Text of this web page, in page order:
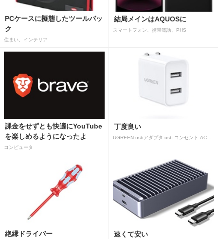
PCケースに擬態したツールバッ
ク
住まい、インテリア
結局メインはAQUOSに
スマートフォン、携帯電話、PHS
課金をせずとも快適にYouTube
を楽しめるようになったよ
コンピュータ
丁度良い
絶縁ドライバー 速くて安い